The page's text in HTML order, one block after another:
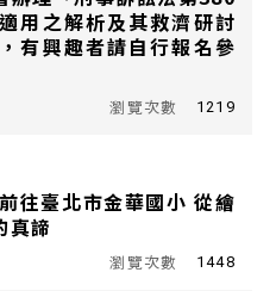
用之解析及其救濟研討
有興趣者請自行報名參
1219
往臺北市金華國小 從繪
真諦
1448